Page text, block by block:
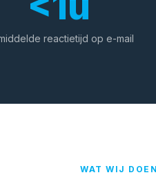
reactietijd op e-mail
WAT WIJ